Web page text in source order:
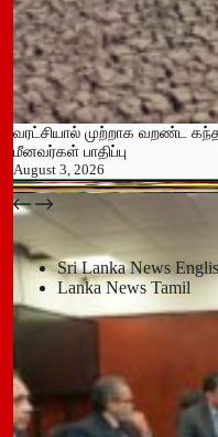
வரட்சியால் முற்றாக வறண்ட
மீனவர்கள் பாதிப்பு
August 3, 2026
பதுளை மாநகர சபையின் NPP
July 14, 2026
Sri Lanka News
Lanka News Tamil